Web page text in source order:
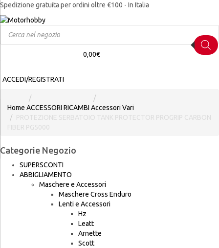
Spedizione gratuita per ordini oltre €100 - In Italia
Products
search
0,00€
ACCEDI/REGISTRATI
Home ACCESSORI RICAMBI Accessori Vari
PROTEZIONE SERBATOIO TANK PROTECTOR PROGRIP CARBON
FIBER PG5000
Categorie Negozio
SUPERSCONTI
ABBIGLIAMENTO
Maschere e Accessori
Maschere Cross Enduro
Lenti e Accessori
Hz
Leatt
Arnette
Scott